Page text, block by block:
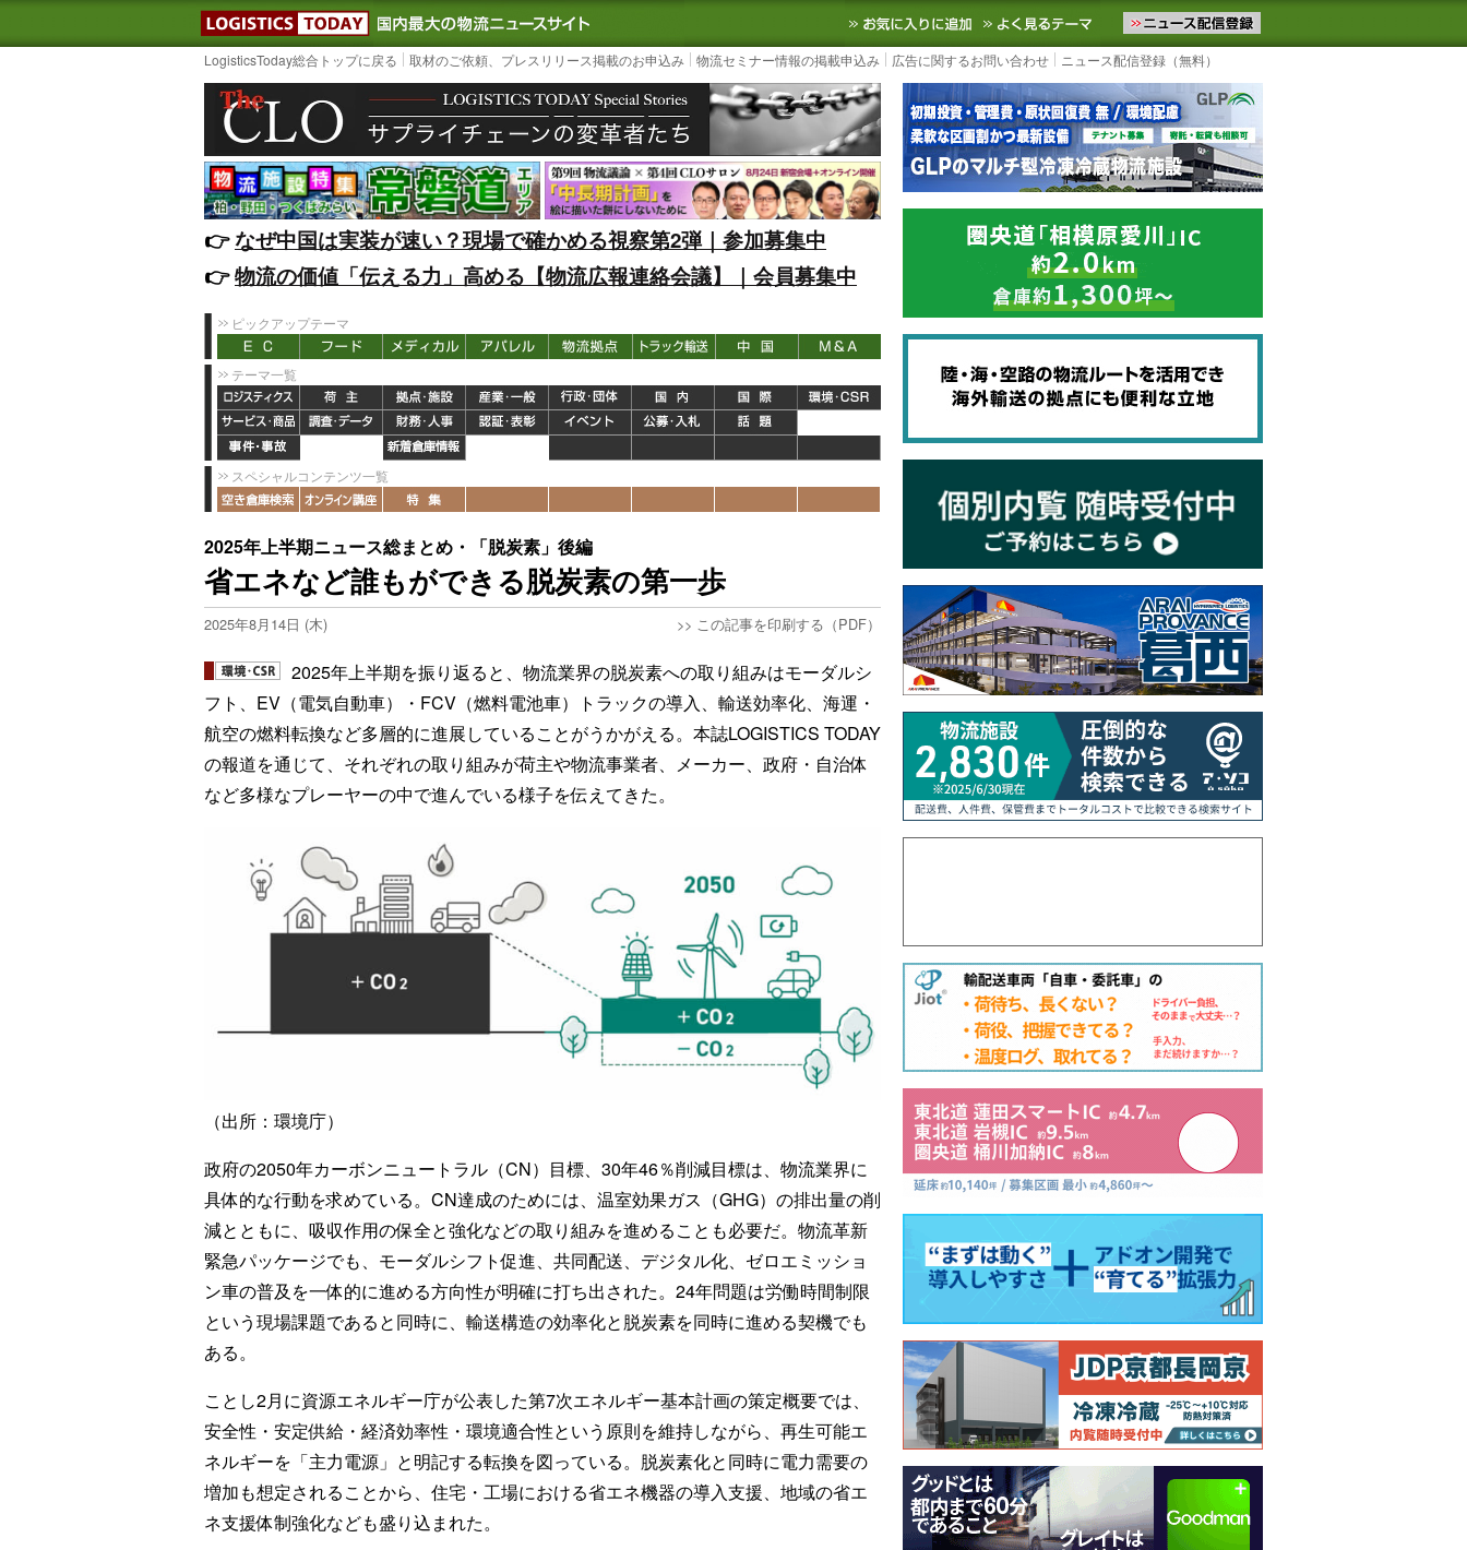
LOGISTICS TODAY｜国内最大の物流ニュースサイト3PL, SCMなど国内外の最新の物流ニュースをお届けします。物流ニュースメール配信を登録す
お気に入りに追加 よく見るテーマ
LogisticsToday総合トップに戻る 取材のご依頼、プレスリリース掲載のお申込み 物流セミナー情報の掲載申込み 広告に関するお問い合わせ ニュース配信登録（無料）
👉️なぜ中国は実装が速い？現場で確かめる視察第2弾｜参加募集中
👉️物流の価値「伝える力」高める【物流広報連絡会議】｜会員募集中
ピックアップテーマ
テーマ一覧
スペシャルコンテンツ一覧
2025年上半期ニュース総まとめ・「脱炭素」後編
省エネなど誰もができる脱炭素の第一歩
2025年8月14日 (木) >> この記事を印刷する（PDF）
2025年上半期を振り返ると、物流業界の脱炭素への取り組みはモーダルシ
フト、EV（電気自動車）・FCV（燃料電池車）トラックの導入、輸送効率化、海運・
航空の燃料転換など多層的に進展していることがうかがえる。本誌LOGISTICS TODAY
の報道を通じて、それぞれの取り組みが荷主や物流事業者、メーカー、政府・自治体
など多様なプレーヤーの中で進んでいる様子を伝えてきた。
（出所：環境庁）
政府の2050年カーボンニュートラル（CN）目標、30年46％削減目標は、物流業界に
具体的な行動を求めている。CN達成のためには、温室効果ガス（GHG）の排出量の削
減とともに、吸収作用の保全と強化などの取り組みを進めることも必要だ。物流革新
緊急パッケージでも、モーダルシフト促進、共同配送、デジタル化、ゼロエミッショ
ン車の普及を一体的に進める方向性が明確に打ち出された。24年問題は労働時間制限
という現場課題であると同時に、輸送構造の効率化と脱炭素を同時に進める契機でも
ある。
ことし2月に資源エネルギー庁が公表した第7次エネルギー基本計画の策定概要では、
安全性・安定供給・経済効率性・環境適合性という原則を維持しながら、再生可能エ
ネルギーを「主力電源」と明記する転換を図っている。脱炭素化と同時に電力需要の
増加も想定されることから、住宅・工場における省エネ機器の導入支援、地域の省エ
ネ支援体制強化なども盛り込まれた。